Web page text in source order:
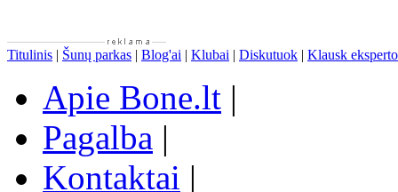
Titulinis | Šunų parkas | Blog'ai | Klubai | Diskutuok | Klausk eksperto
Apie Bone.lt |
Pagalba |
Kontaktai |